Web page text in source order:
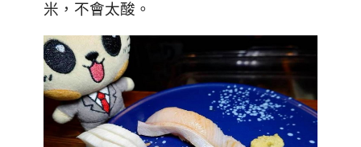
米，不會太酸。